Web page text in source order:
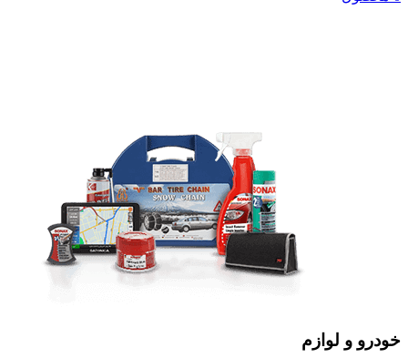
خودرو و لوازم